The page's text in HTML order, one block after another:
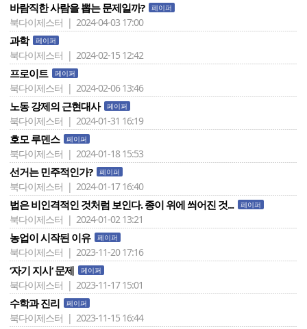
바람직한 사람을 뽑는 문제일까? 페이퍼
북다이제스터 | 2024-04-03 17:00
과학 페이퍼
북다이제스터 | 2024-02-15 12:42
프로이트 페이퍼
북다이제스터 | 2024-02-06 13:46
노동 강제의 근현대사 페이퍼
북다이제스터 | 2024-01-31 16:19
호모 루덴스 페이퍼
북다이제스터 | 2024-01-18 15:53
선거는 민주적인가? 페이퍼
북다이제스터 | 2024-01-17 16:40
법은 비인격적인 것처럼 보인다. 종이 위에 씌어진 것... 페이퍼
북다이제스터 | 2024-01-02 13:21
농업이 시작된 이유 페이퍼
북다이제스터 | 2023-11-20 17:16
‘자기 지시‘ 문제 페이퍼
북다이제스터 | 2023-11-17 15:01
수학과 진리 페이퍼
북다이제스터 | 2023-11-15 16:44